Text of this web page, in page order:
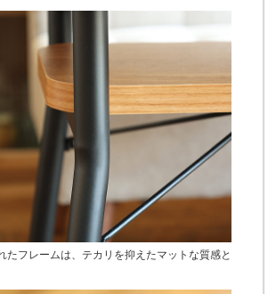
たフレームは、テカリを抑えたマットな質感と